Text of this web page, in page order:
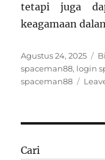
tetapi juga
keagamaan
Posted
on
Agustus 24, 2025
spaceman88, login
spaceman88
Cari